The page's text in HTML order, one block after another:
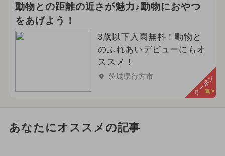
動物との距離の近さが魅力♪動物におやつ
をあげよう！
3歳以下入園無料！動物と
のふれあいデビューにもオ
ススメ！
茨城県行方市 クーポン
あなたにオススメの記事